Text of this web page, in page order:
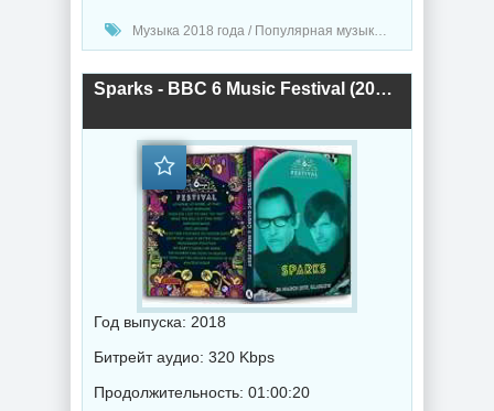
Музыка 2018 года / Популярная музыка / Рок - альтернативная музыка
Sparks - BBC 6 Music Festival (2018) торрент
Год выпуска: 2018
Битрейт аудио: 320 Kbps
Продолжительность: 01:00:20